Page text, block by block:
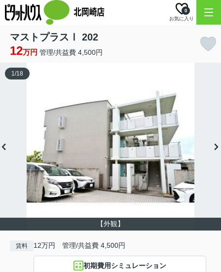
お気に入り
0
マストプラスⅠ 202
12万円 管理/共益費 4,500円
【外観】
1/18
賃料 12万円 管理/共益費 4,500円
初期費用シミュレーション